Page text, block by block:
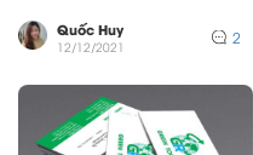
Quốc Huy
12/12/2021 2